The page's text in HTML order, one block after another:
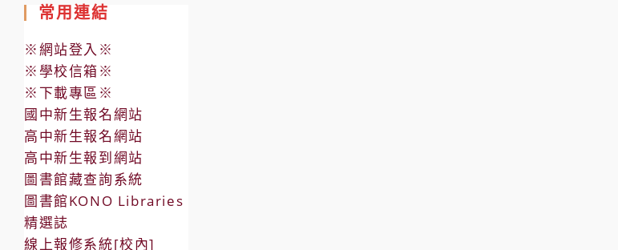
常用連結
※網站登入※
※學校信箱※
※下載專區※
國中新生報名網站
高中新生報名網站
高中新生報到網站
圖書館藏查詢系統
圖書館KONO Libraries
精選誌
線上報修系統[校內]